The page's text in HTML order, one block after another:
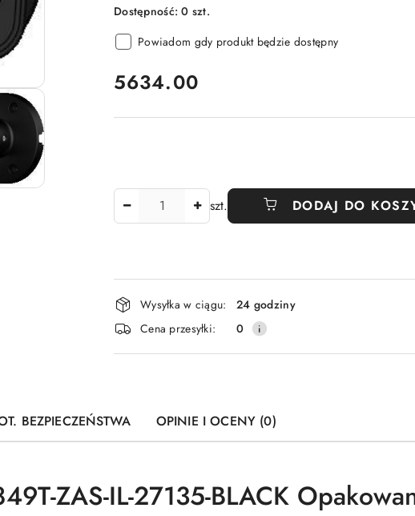
Dostępność:0 szt.
Powiadom gdy produkt będzie dostępny
cena:
5634.00
szt. DODAJ DO
Dostępność
i
dostawa
Wysyłka w ciągu:
24 godziny
Cena przesyłki:
0
BEZPIECZEŃSTWA OPINIE I OCENY (0)
ZAS-IL-27135-BLACK